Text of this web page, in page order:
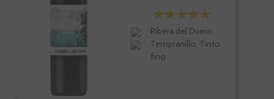
Ribera del Duero
Tempranillo, Tinto
fino